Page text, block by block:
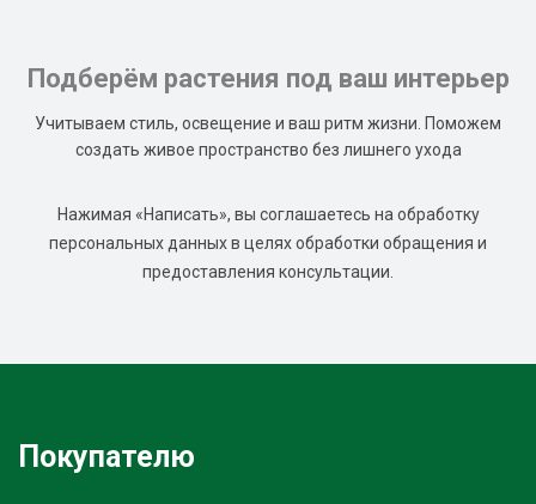
Подберём растения под ваш интерьер
Учитываем стиль, освещение и ваш ритм жизни. Поможем
создать живое пространство без лишнего ухода
Нажимая «Написать», вы соглашаетесь на обработку
персональных данных в целях обработки обращения и
предоставления консультации.
Покупателю